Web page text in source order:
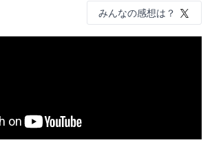
みんなの感想は？